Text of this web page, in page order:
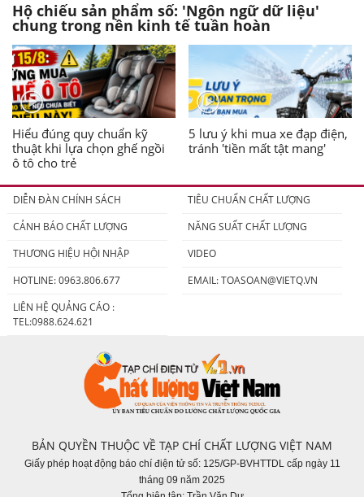
Hộ chiếu sản phẩm số: 'Ngôn ngữ dữ liệu'
chung trong nền kinh tế tuần hoàn
Hiểu đúng quy chuẩn kỹ
thuật khi lựa chọn ghế ngồi
ô tô cho trẻ
5 lưu ý khi mua xe đạp điện,
tránh 'tiền mất tật mang'
DIỄN ĐÀN CHÍNH SÁCH
TIÊU CHUẨN CHẤT LƯỢNG
CẢNH BÁO CHẤT LƯỢNG
NĂNG SUẤT CHẤT LƯỢNG
THƯƠNG HIỆU HỘI NHẬP
VIDEO
HOTLINE: 0963.806.677
EMAIL:TOASOAN@VIETQ.VN
LIÊN HỆ QUẢNG CÁO :
TEL:0988.624.621
BẢN QUYỀN THUỘC VỀ TẠP CHÍ CHẤT LƯỢNG VIỆT NAM
Giấy phép hoạt động báo chí điện tử số: 125/GP-BVHTTDL cấp ngày 11
tháng 09 năm 2025